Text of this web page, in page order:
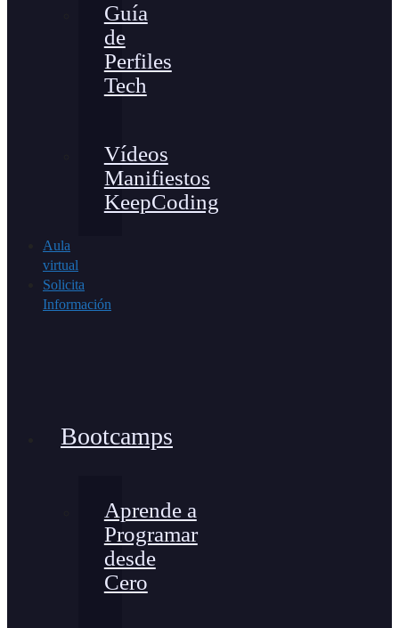
Guía
de
Perfiles
Tech
Vídeos
Manifiestos
KeepCoding
Aula
virtual
Solicita
Información
Bootcamps
Aprende a
Programar
desde
Cero